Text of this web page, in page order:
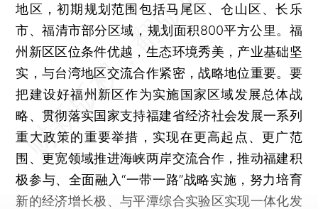
地区，初期规划范围包括马尾区、仓山区、长乐
市、福清市部分区域，规划面积800平方公里。福
州新区区位条件优越，生态环境秀美，产业基础坚
实，与台湾地区交流合作紧密，战略地位重要。要
把建设好福州新区作为实施国家区域发展总体战
略、贯彻落实国家支持福建省经济社会发展一系列
重大政策的重要举措，实现在更高起点、更广范
围、更宽领域推进海峡两岸交流合作，推动福建积
极参与、全面融入“一带一路”战略实施，努力培育
新的经济增长极、与平潭综合实验区实现一体化发